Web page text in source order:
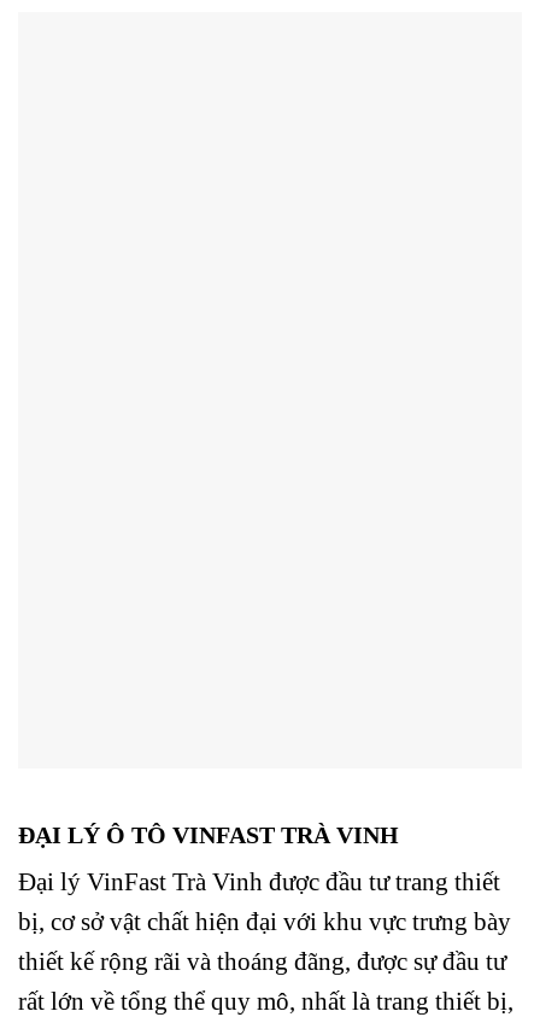
ĐẠI LÝ Ô TÔ VINFAST TRÀ VINH
Đại lý VinFast Trà Vinh được đầu tư trang thiết
bị, cơ sở vật chất hiện đại với khu vực trưng bày
thiết kế rộng rãi và thoáng đãng, được sự đầu tư
rất lớn về tổng thể quy mô, nhất là trang thiết bị,